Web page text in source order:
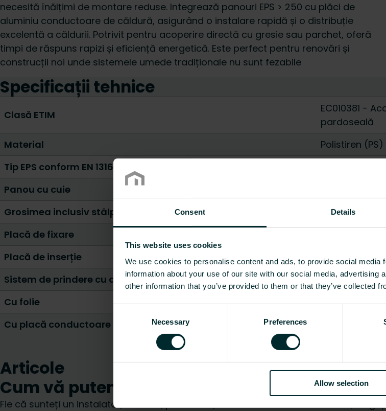
Consent Details
This website uses cookies
We use cookies to personalise content and ads, to provide social
information about your use of our site with our social media, advertising
other information that you’ve provided to them or that they’ve collected
Necessary Preferences
Allow selection
necesită înălțimi de montare reduse. Integrează panouri EPS > 250 cu plăci de
aluminiu conductoare de căldură, asigurând o instalare rapidă și o distribuție
excelentă a căldurii. Potrivit pentru acoperire directă cu gresie sau parchet, oferă
timpi de răspuns rapizi și eficiență energetică. Este perfect pentru renovări și
construcții noi unde sistemele umede tradiționale nu sunt fezabile
Specificații tehnice
Clasă ETIM
EC010381 -
pardoseală
Material
Polistiren (PS)
Tip EPS conform EN 13163
Panou cu cuie
Grosimea inclusiv stâlpii [mm]
Placă de fixare
Placă de inserție
Da
Sistem de prindere cu arici
Nu
Cu folie
Nu
Cu placă conductoare de căldură
Arată tot
Articole
Cum vă putem ajuta?
Fie că sunteți un instalator, arhitect, proiectant, distribuitor sau utilizator final,